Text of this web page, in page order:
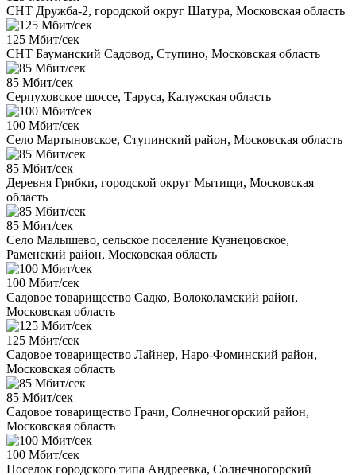
СНТ Дружба-2, городской округ Шатура, Московская область
125 Мбит/сек
СНТ Бауманский Садовод, Ступино, Московская область
85 Мбит/сек
Серпуховское шоссе, Таруса, Калужская область
100 Мбит/сек
Село Мартыновское, Ступинский район, Московская область
85 Мбит/сек
Деревня Грибки, городской округ Мытищи, Московская
область
85 Мбит/сек
Село Малышево, сельское поселение Кузнецовское,
Раменский район, Московская область
100 Мбит/сек
Садовое товарищество Садко, Волоколамский район,
Московская область
125 Мбит/сек
Садовое товарищество Лайнер, Наро-Фоминский район,
Московская область
85 Мбит/сек
Садовое товарищество Грачи, Солнечногорский район,
Московская область
100 Мбит/сек
Поселок городского типа Андреевка, Солнечногорский